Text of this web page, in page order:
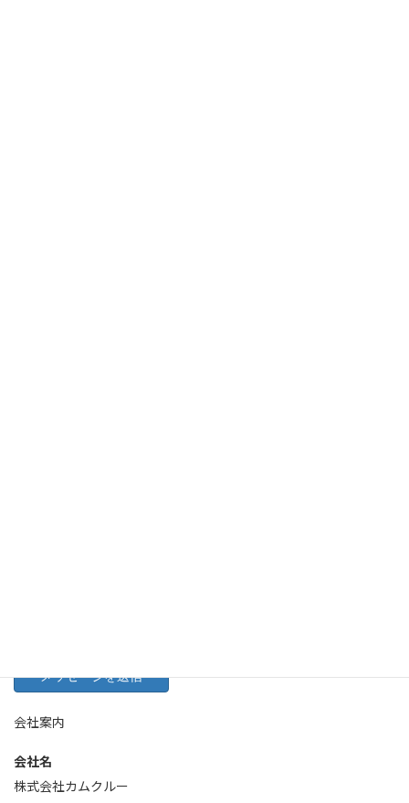
会社案内
会社名
株式会社カムクルー